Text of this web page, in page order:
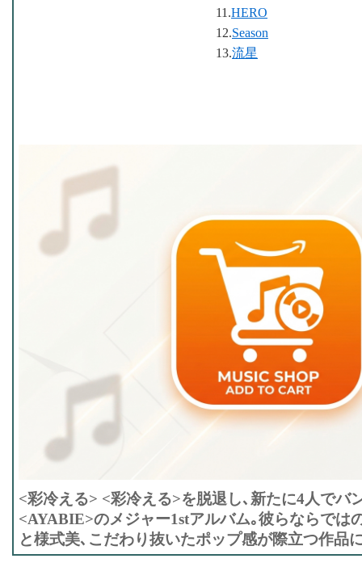
11.HERO
12.Season
13.流星
<彩冷える> <彩冷える>を脱退し､新たに4人でバ
<AYABIE>のメジャー1stアルバム｡彼らならでは
と様式美､こだわり抜いたポップ感が際立つ作品